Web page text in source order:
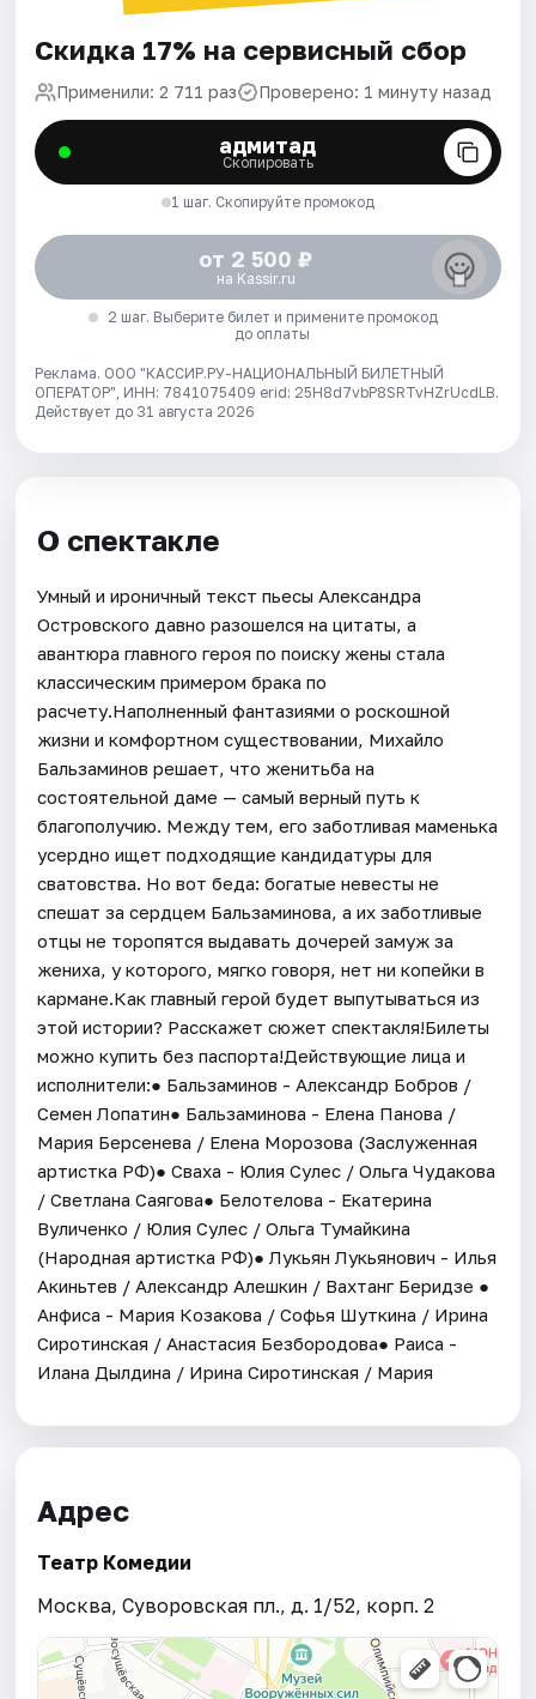
Скидка 17% на сервисный сбор
Применили: 2 711 раз Проверено: 1 минуту назад
адмитад
Скопировать
1 шаг. Скопируйте промокод
от 2 500 ₽
на Kassir.ru
2 шаг. Выберите билет и примените промокод
до оплаты
Реклама. ООО "КАССИР.РУ-НАЦИОНАЛЬНЫЙ БИЛЕТНЫЙ
ОПЕРАТОР", ИНН: 7841075409 erid: 25H8d7vbP8SRTvHZrUcdLB.
Действует до 31 августа 2026
О спектакле
Умный и ироничный текст пьесы Александра
Островского давно разошелся на цитаты, а
авантюра главного героя по поиску жены стала
классическим примером брака по
расчету.Наполненный фантазиями о роскошной
жизни и комфортном существовании, Михайло
Бальзаминов решает, что женитьба на
состоятельной даме — самый верный путь к
благополучию. Между тем, его заботливая маменька
усердно ищет подходящие кандидатуры для
сватовства. Но вот беда: богатые невесты не
спешат за сердцем Бальзаминова, а их заботливые
отцы не торопятся выдавать дочерей замуж за
жениха, у которого, мягко говоря, нет ни копейки в
кармане.Как главный герой будет выпутываться из
этой истории? Расскажет сюжет спектакля!Билеты
можно купить без паспорта!Действующие лица и
исполнители:● Бальзаминов - Александр Бобров /
Семен Лопатин● Бальзаминова - Елена Панова /
Мария Берсенева / Елена Морозова (Заслуженная
артистка РФ)● Сваха - Юлия Сулес / Ольга Чудакова
/ Светлана Саягова● Белотелова - Екатерина
Вуличенко / Юлия Сулес / Ольга Тумайкина
(Народная артистка РФ)● Лукьян Лукьянович - Илья
Акиньтев / Александр Алешкин / Вахтанг Беридзе ●
Анфиса - Мария Козакова / Софья Шуткина / Ирина
Сиротинская / Анастасия Безбородова● Раиса -
Илана Дылдина / Ирина Сиротинская / Мария
Адрес
Театр Комедии
Москва, Суворовская пл., д. 1/52, корп. 2